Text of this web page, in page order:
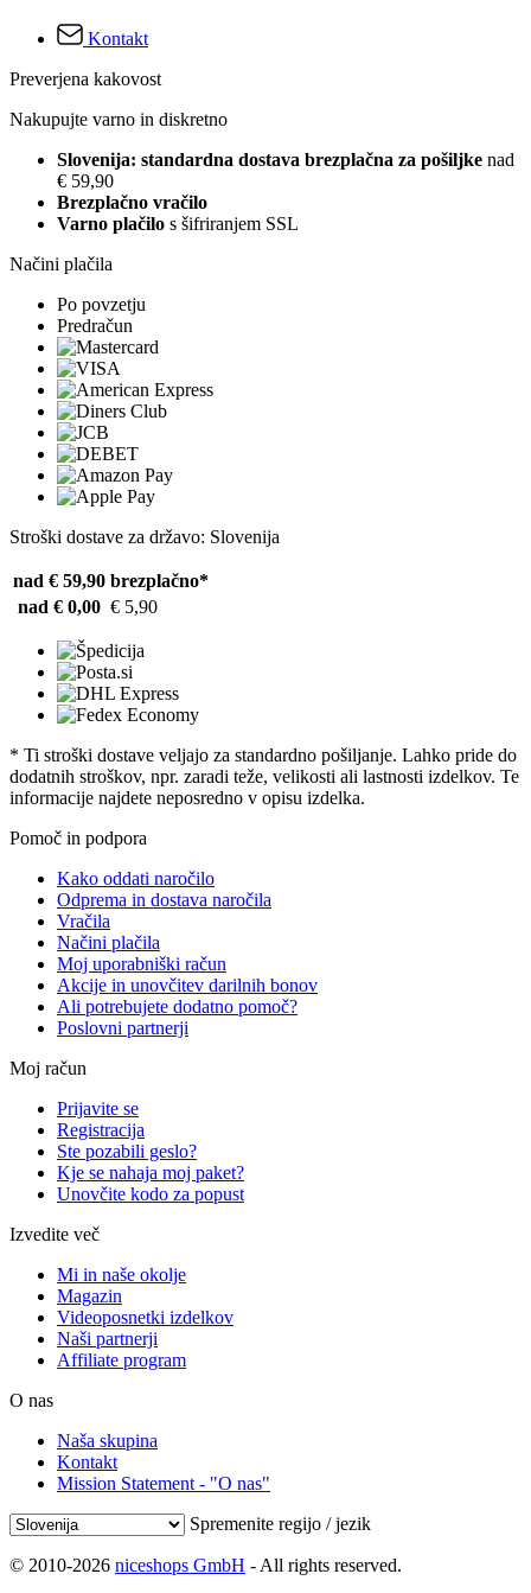
Kontakt
Preverjena kakovost
Nakupujte varno in diskretno
Slovenija: standardna dostava brezplačna za pošiljke nad
€ 59,90
Brezplačno vračilo
Varno plačilo s šifriranjem SSL
Načini plačila
Po povzetju
Predračun
Stroški dostave za državo: Slovenija
nad € 59,90 brezplačno*
nad € 0,00 € 5,90
* Ti stroški dostave veljajo za standardno pošiljanje. Lahko pride do
dodatnih stroškov, npr. zaradi teže, velikosti ali lastnosti izdelkov. Te
informacije najdete neposredno v opisu izdelka.
Pomoč in podpora
Kako oddati naročilo
Odprema in dostava naročila
Vračila
Načini plačila
Moj uporabniški račun
Akcije in unovčitev darilnih bonov
Ali potrebujete dodatno pomoč?
Poslovni partnerji
Moj račun
Prijavite se
Registracija
Ste pozabili geslo?
Kje se nahaja moj paket?
Unovčite kodo za popust
Izvedite več
Mi in naše okolje
Magazin
Videoposnetki izdelkov
Naši partnerji
Affiliate program
O nas
Naša skupina
Kontakt
Mission Statement - "O nas"
Spremenite regijo / jezik
© 2010-2026 niceshops GmbH - All rights reserved.